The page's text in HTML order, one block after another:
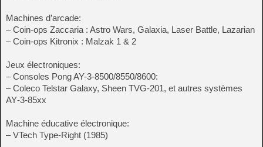
Machines d’arcade:
– Coin-ops Zaccaria : Astro Wars, Galaxia, Laser Battle, Lazarian
– Coin-ops Kitronix : Malzak 1 & 2
Jeux électroniques:
– Consoles Pong AY-3-8500/8550/8600:
– Coleco Telstar Galaxy, Sheen TVG-201, et autres systèmes
AY‑3‑85xx
Machine éducative électronique:
– VTech Type-Right (1985)